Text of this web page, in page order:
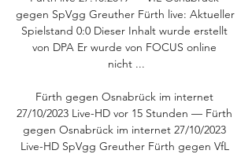
gegen SpVgg Greuther Fürth live: Aktueller
Spielstand 0:0 Dieser Inhalt wurde erstellt
von DPA Er wurde von FOCUS online
nicht ...
Fürth gegen Osnabrück im internet
27/10/2023 Live-HD vor 15 Stunden — Fürth
gegen Osnabrück im internet 27/10/2023
Live-HD SpVgg Greuther Fürth gegen VfL